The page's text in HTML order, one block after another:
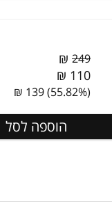
249
₪
110
₪
(55.82%) 139 ₪
הוספה לסל